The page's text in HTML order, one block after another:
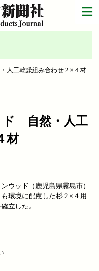
人工乾燥組み合わせ２×４材
ド 自然・人工
材
ウッド（鹿児島県霧島市）
環境に配慮した杉２×４用
立した。